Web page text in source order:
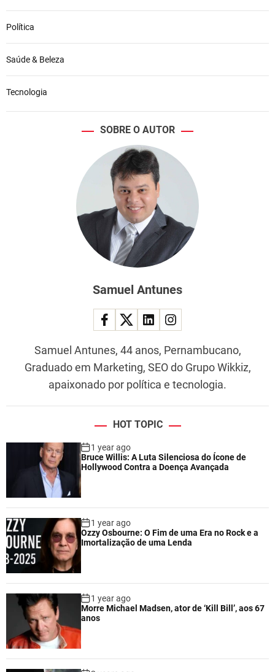
Política
Saúde & Beleza
Tecnologia
SOBRE O AUTOR
Samuel Antunes
Samuel Antunes, 44 anos, Pernambucano,
Graduado em Marketing, SEO do Grupo Wikkiz,
apaixonado por política e tecnologia.
HOT TOPIC
1 year ago
Bruce Willis: A Luta Silenciosa do Ícone de
Hollywood Contra a Doença Avançada
1 year ago
Ozzy Osbourne: O Fim de uma Era no Rock e a
Imortalização de uma Lenda
1 year ago
Morre Michael Madsen, ator de ‘Kill Bill’, aos 67
anos